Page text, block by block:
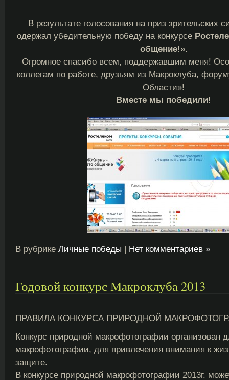
В результате голосования на приз зрительских
одержал убедительную победу на конкурсе
общение!».
Огромное спасибо всем, поддержавшим меня!
коллегам по работе, друзьям из Макроклуба,
Области»!
Вместе мы победили!
В рубрике Личные победы | Нет комментариев »
Годовой конкурс Макроклуба 2013
ПРАВИЛА КОНКУРСА ПРИРОДНОЙ
Конкурс природной макрофотографии организован
макрофотографии, для привлечения внимания к
защите.
В конкурсе природной макрофотографии 2013г.